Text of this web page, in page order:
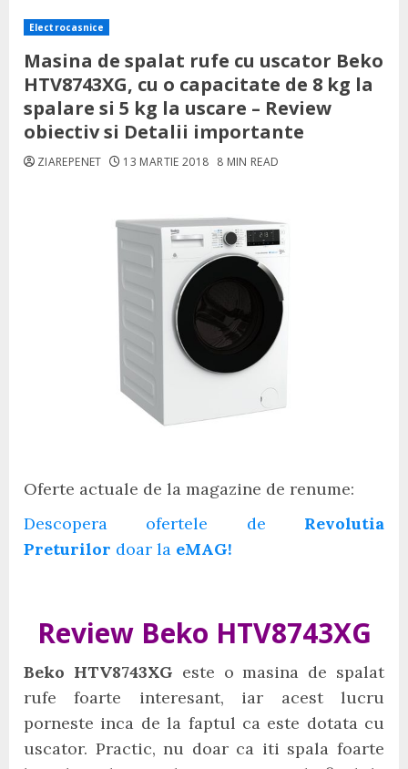
Electrocasnice
Masina de spalat rufe cu uscator Beko
HTV8743XG, cu o capacitate de 8 kg la
spalare si 5 kg la uscare – Review
obiectiv si Detalii importante
ZIAREPENET 13 MARTIE 2018 8 MIN READ
Oferte actuale de la magazine de renume:
Descopera ofertele de Revolutia
Preturilor doar la eMAG!
Review Beko HTV8743XG
Beko HTV8743XG este o masina de spalat
rufe foarte interesant, iar acest lucru
porneste inca de la faptul ca este dotata cu
uscator. Practic, nu doar ca iti spala foarte